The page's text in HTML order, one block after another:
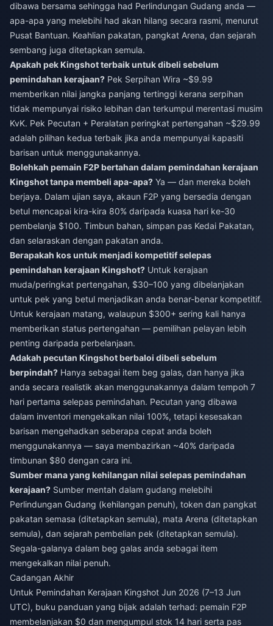
dibawa bersama sehingga had Perlindungan Gudang anda —
apa-apa yang melebihi had akan hilang secara rasmi, menurut
Pusat Bantuan. Keahlian pakatan, pangkat Arena, dan sejarah
sembang juga ditetapkan semula.
Apakah pek Kingshot terbaik untuk dibeli sebelum
pemindahan kerajaan? Pek Serpihan Wira ~$9.99
memberikan nilai jangka panjang tertinggi kerana serpihan
tidak mempunyai risiko lebihan dan terkumpul merentasi musim
KvK. Pek Pecutan + Peralatan peringkat pertengahan ~$29.99
adalah pilihan kedua terbaik jika anda mempunyai kapasiti
barisan untuk menggunakannya.
Bolehkah pemain F2P bertahan dalam pemindahan kerajaan
Kingshot tanpa membeli apa-apa? Ya — dan mereka boleh
berjaya. Dalam ujian saya, akaun F2P yang bersedia dengan
betul mencapai kira-kira 80% daripada kuasa hari ke-30
pembelanja $100. Timbun bahan, simpan pas Kedai Pakatan,
dan selaraskan dengan pakatan anda.
Berapakah kos untuk menjadi kompetitif selepas
pemindahan kerajaan Kingshot? Untuk kerajaan
muda/peringkat pertengahan, $30–100 yang dibelanjakan
untuk pek yang betul menjadikan anda benar-benar kompetitif.
Untuk kerajaan matang, walaupun $300+ sering kali hanya
memberikan status pertengahan — pemilihan pelayan lebih
penting daripada perbelanjaan.
Adakah pecutan Kingshot berbaloi dibeli sebelum
berpindah? Hanya sebagai item beg galas, dan hanya jika
anda secara realistik akan menggunakannya dalam tempoh 7
hari pertama selepas pemindahan. Pecutan yang dibawa
dalam inventori mengekalkan nilai 100%, tetapi kesesakan
barisan mengehadkan seberapa cepat anda boleh
menggunakannya — saya membazirkan ~40% daripada
timbunan $80 dengan cara ini.
Sumber mana yang kehilangan nilai selepas pemindahan
kerajaan? Sumber mentah dalam gudang melebihi
Perlindungan Gudang (kehilangan penuh), token dan pangkat
pakatan semasa (ditetapkan semula), mata Arena (ditetapkan
semula), dan sejarah pembelian pek (ditetapkan semula).
Segala-galanya dalam beg galas anda sebagai item
mengekalkan nilai penuh.
Cadangan Akhir
Untuk Pemindahan Kerajaan Kingshot Jun 2026 (7–13 Jun
UTC), buku panduan yang bijak adalah terhad: pemain F2P
membelanjakan $0 dan mengumpul stok 14 hari serta pas